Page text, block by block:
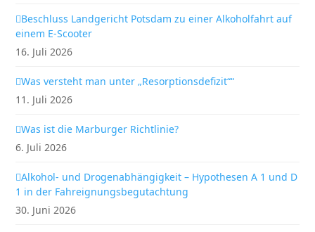
Beschluss Landgericht Potsdam zu einer Alkoholfahrt auf
einem E-Scooter
16. Juli 2026
Was versteht man unter „Resorptionsdefizit““
11. Juli 2026
Was ist die Marburger Richtlinie?
6. Juli 2026
Alkohol- und Drogenabhängigkeit – Hypothesen A 1 und D
1 in der Fahreignungsbegutachtung
30. Juni 2026